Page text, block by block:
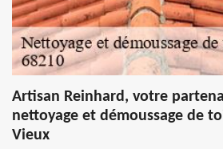
Artisan Reinhard, votre
nettoyage et démoussage de
Vieux